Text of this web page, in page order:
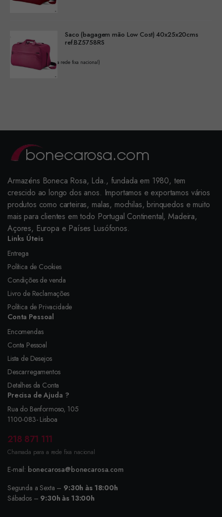
Saco (bagagem mão Low Cost) 40x25x20cms
ref.BZ5758RS
(Chamada para a rede fixa nacional)
Armazéns Boneca Rosa, Lda., fundada em 1980, tem
crescido ao longo dos anos. Importamos e exportamos vários
produtos como carteiras, malas, mochilas, brinquedos e muito
mais para clientes em todo Portugal Continental, Madeira,
Açores, Europa e Países Lusófonos.
Links Úteis
Entrega
Política de Cookies
Condições de venda
Livro de Reclamações
Política de Privacidade
Conta Pessoal
Encomendas
Conta Pessoal
Lista de Desejos
Descarregamentos
Detalhes da Conta
Precisa de Ajuda ?
Rua do Benformoso, 105
1100-083- Lisboa
218 871 111
Chamada para a rede fixa nacional
E-mail: bonecarosa@bonecarosa.com
Segunda a Sexta – 9:30h às 18:00h
Sábados – 9:30h às 13:00h